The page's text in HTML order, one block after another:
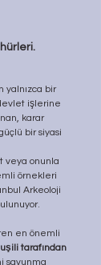
yalnızca bir
işlerine
karar
bir siyasi
veya onunla
örnekleri
Arkeoloji
en önemli
tarafından
savunma